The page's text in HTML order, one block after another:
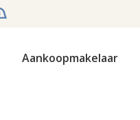
Aankoopmakelaar